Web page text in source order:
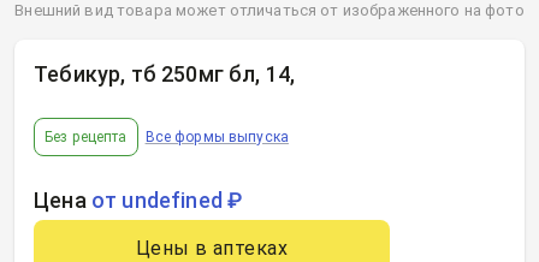
Тебикур, тб 250мг бл, 14,
Без рецепта Все формы выпуска
Цена от undefined ₽
Цены в аптеках
Внешний вид товара может отличаться от изображенного на фото